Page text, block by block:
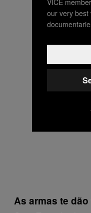
As armas te
our very best